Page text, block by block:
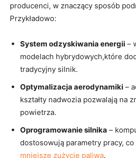
producenci, w znaczący sposób
Przykładowo:
System​ odzyskiwania energii –
modelach hybrydowych,które
tradycyjny silnik.
Optymalizacja aerodynamiki –
kształty ‌nadwozia pozwalają na
powietrza.
Oprogramowanie silnika –‌
dostosowują​ parametry pracy, co
mniejsze zużycie paliwa.